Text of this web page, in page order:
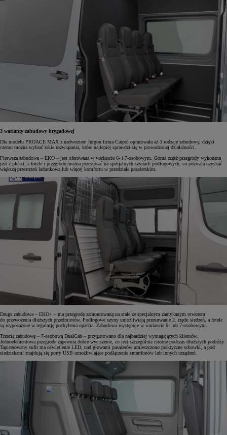
3 warianty zabudowy brygadowej
Dla modelu PROACE MAX z nadwoziem furgon firma Carpol opracowała aż 3 rodzaje zabudowy, dzięki
czemu można wybrać takie rozwiązania, które najlepiej sprawdzi się w prowadzonej działalności.
Pierwsza zabudowa – EKO – jest oferowana w wariancie 6- i 7-osobowym. Górna część przegrody wykonana
jest z pleksi, a fotele i przegrodę można przesuwać na specjalnych szynach podłogowych, co pozwala uzyskać
większą przestrzeń ładunkową lub więcej komfortu w przedziale pasażerskim.
Druga zabudowa – EKO+ – ma przegrodę zamontowaną na stałe ze specjalnym zamykanym otworem
do przewożenia dłuższych przedmiotów. Podłogowe szyny umożliwiają przesuwanie 2. rzędu siedzeń, a fotele
są wyposażone w regulację pochylenia oparcia. Zabudowa występuje w wariancie 6- lub 7-osobowym.
Trzecią zabudowę – 7-osobową DualCab – przygotowano dla najbardziej wymagających klientów.
Jednoelementowa przegroda zapewnia dobre wyciszenie, co jest szczególnie istotne podczas dłuższych podróży.
Tapicerowany sufit ma oświetlenie LED, nad głowami pasażerów umieszczono praktyczne schowki, a pod
siedziskami znajdują się porty USB umożliwiające podłączenie smartfonów lub innych urządzeń.